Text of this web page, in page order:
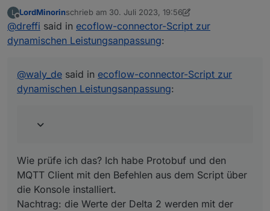
definition von protoSource2 vorhanden und
vollständig ?
Wie prüfe ich das? Ich habe Protobuf und den MQTT
installiert.
Nachtrag: die Werte der Delta 2 werden mit der aktuellen
Version des Scripts aktualisiert. Die Werte des
L
Offline
LordMinorinschrieb am 30. Juli 2023, 19:56
zuletzt editiert von LordMinorin
@dreffi said in ecoflow-connector-Script zur
dynamischen Leistungsanpassung:
@waly_de said in ecoflow-connector-Script zur
dynamischen Leistungsanpassung:
Wie prüfe ich das? Ich habe Protobuf und den
MQTT Client mit den Befehlen aus dem Script über
die Konsole installiert.
Nachtrag: die Werte der Delta 2 werden mit der